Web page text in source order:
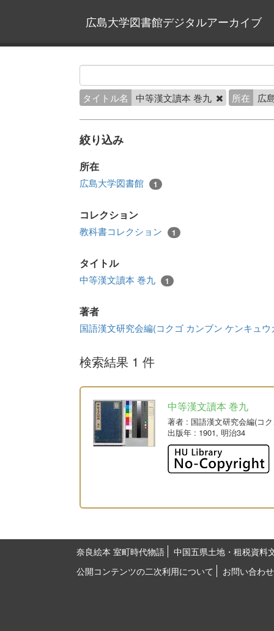
広島大学図書館デジタルアーカイブ
タイトル名 中等漢文讀本 巻九 所在 広
絞り込み
所在
広島大学図書館 1
コレクション
教科書コレクション 1
タイトル
中等漢文讀本 巻九 1
著者
国語漢文研究会編(コクゴ カンブン ケンキュ
検索結果 1 件
中等漢文讀本 巻九
著者 : 国語漢文研究会編(コ
出版年 : 1901, 明治34
奈良絵本 室町時代物語
中国五県土地・租税資料
公開コンテンツの二次利用について
お問い合わせ